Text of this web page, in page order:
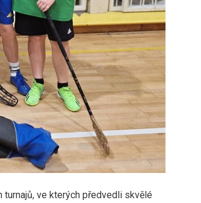
ve kterých předvedli skvělé